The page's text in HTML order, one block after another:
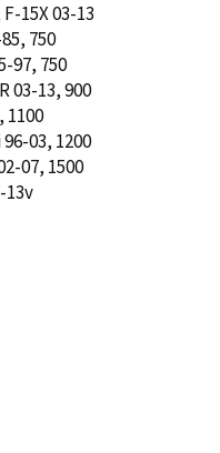
15X 03-13
750
97, 750
03-13, 900
1100
03, 1200
07, 1500
13v